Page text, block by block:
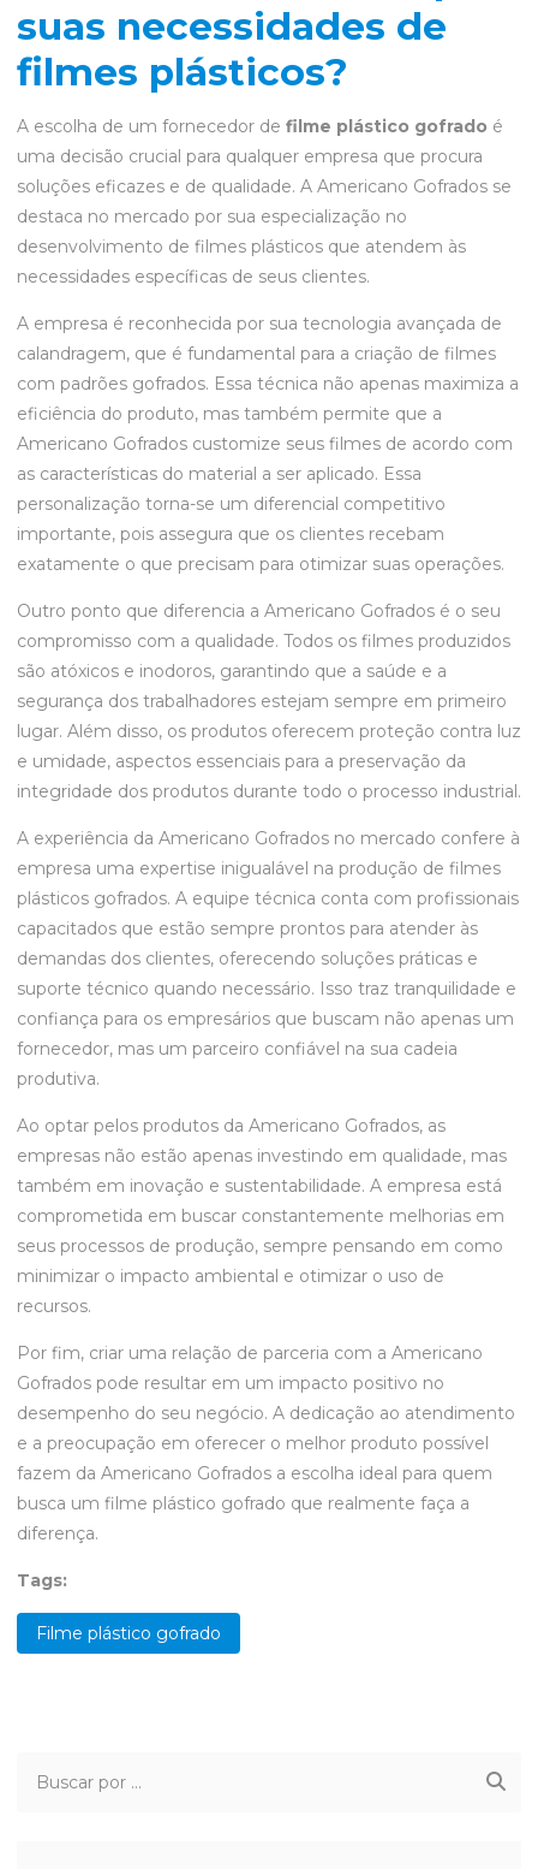
suas necessidades de
filmes plásticos?
A escolha de um fornecedor de filme plástico gofrado é
uma decisão crucial para qualquer empresa que procura
soluções eficazes e de qualidade. A Americano Gofrados se
destaca no mercado por sua especialização no
desenvolvimento de filmes plásticos que atendem às
necessidades específicas de seus clientes.
A empresa é reconhecida por sua tecnologia avançada de
calandragem, que é fundamental para a criação de filmes
com padrões gofrados. Essa técnica não apenas maximiza a
eficiência do produto, mas também permite que a
Americano Gofrados customize seus filmes de acordo com
as características do material a ser aplicado. Essa
personalização torna-se um diferencial competitivo
importante, pois assegura que os clientes recebam
exatamente o que precisam para otimizar suas operações.
Outro ponto que diferencia a Americano Gofrados é o seu
compromisso com a qualidade. Todos os filmes produzidos
são atóxicos e inodoros, garantindo que a saúde e a
segurança dos trabalhadores estejam sempre em primeiro
lugar. Além disso, os produtos oferecem proteção contra luz
e umidade, aspectos essenciais para a preservação da
integridade dos produtos durante todo o processo industrial.
A experiência da Americano Gofrados no mercado confere à
empresa uma expertise inigualável na produção de filmes
plásticos gofrados. A equipe técnica conta com profissionais
capacitados que estão sempre prontos para atender às
demandas dos clientes, oferecendo soluções práticas e
suporte técnico quando necessário. Isso traz tranquilidade e
confiança para os empresários que buscam não apenas um
fornecedor, mas um parceiro confiável na sua cadeia
produtiva.
Ao optar pelos produtos da Americano Gofrados, as
empresas não estão apenas investindo em qualidade, mas
também em inovação e sustentabilidade. A empresa está
comprometida em buscar constantemente melhorias em
seus processos de produção, sempre pensando em como
minimizar o impacto ambiental e otimizar o uso de
recursos.
Por fim, criar uma relação de parceria com a Americano
Gofrados pode resultar em um impacto positivo no
desempenho do seu negócio. A dedicação ao atendimento
e a preocupação em oferecer o melhor produto possível
fazem da Americano Gofrados a escolha ideal para quem
busca um filme plástico gofrado que realmente faça a
diferença.
Tags:
Filme plástico gofrado